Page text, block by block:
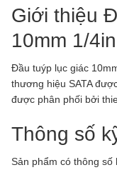
Giới thiệu
10mm 1/
Đầu tuýp lục giác
thương hiệu SATA
được phân phối bởi
Thông số
Sản phẩm có thông